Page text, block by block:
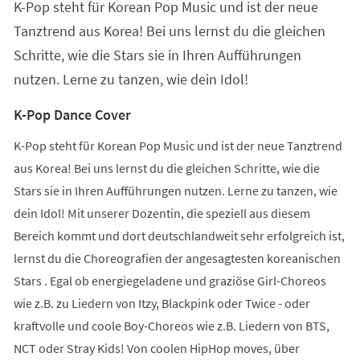
K-Pop steht für Korean Pop Music und ist der neue
Tanztrend aus Korea! Bei uns lernst du die gleichen
Schritte, wie die Stars sie in Ihren Aufführungen
nutzen. Lerne zu tanzen, wie dein Idol!
K-Pop Dance Cover
K-Pop steht für Korean Pop Music und ist der neue Tanztrend
aus Korea! Bei uns lernst du die gleichen Schritte, wie die
Stars sie in Ihren Aufführungen nutzen. Lerne zu tanzen, wie
dein Idol! Mit unserer Dozentin, die speziell aus diesem
Bereich kommt und dort deutschlandweit sehr erfolgreich ist,
lernst du die Choreografien der angesagtesten koreanischen
Stars . Egal ob energiegeladene und graziöse Girl-Choreos
wie z.B. zu Liedern von Itzy, Blackpink oder Twice - oder
kraftvolle und coole Boy-Choreos wie z.B. Liedern von BTS,
NCT oder Stray Kids! Von coolen HipHop moves, über